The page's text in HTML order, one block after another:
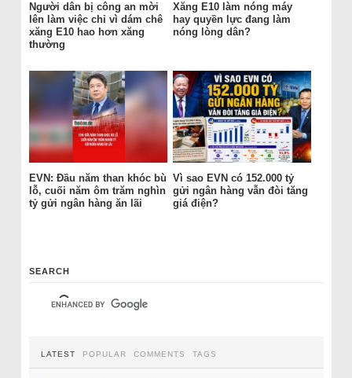
Người dân bị công an mời
lên làm việc chỉ vì dám chê
xăng E10 hao hơn xăng
thường
Xăng E10 làm nóng máy
hay quyền lực đang làm
nóng lòng dân?
EVN: Đầu năm than khóc bù
lỗ, cuối năm ôm trăm nghìn
tỷ gửi ngân hàng ăn lãi
Vì sao EVN có 152.000 tỷ
gửi ngân hàng vẫn đòi tăng
giá điện?
SEARCH
LATEST POPULAR COMMENTS TAGS